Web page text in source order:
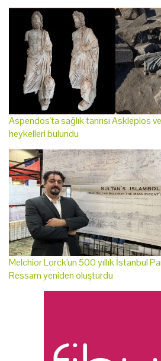
Aspendos'ta sağlık tanrısı Asklepios
heykelleri bulundu
Melchior Lorck'un 500 yıllık İstanbul
Ressam yeniden oluşturdu